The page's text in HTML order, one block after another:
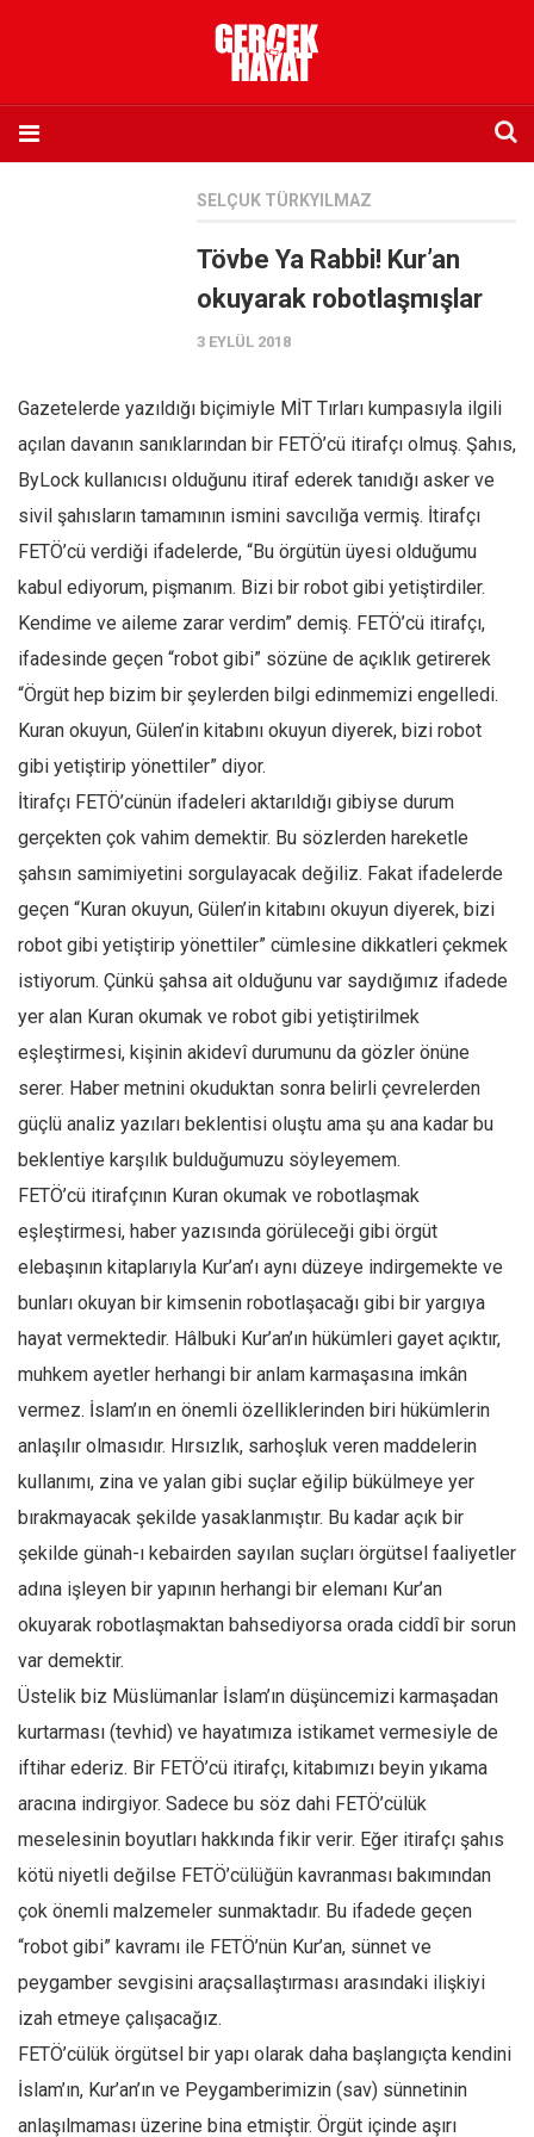
Abone olmak istiyorum
Sosyal Medya
Twitter
Facebook
Instagram
YouTube
Editörden
Yazarlar
Mahmut Toptaş
Yvonne Ridley
Barış Tarımcıoğlu
Ömer Kayani
Yusuf Armağan
Hasanali Yıldırım
Leyla Şerif Emin
Selçuk Türkyılmaz
Amina S. Jenenkovic
Bağdagül Öz
Esra Elönü
» Yazar arşivi
Bu Sayı
Tüm Sayılar
Kategoriler
Kültür Sanat
Kitap
Karisi kitap sualleri
7 soruda bu hafta
Ekonomi
Spor
Hayat
Türkiye
Siyaset
Dünya
Avrupa
Asya
Afrika
İslam Dünyası
SELÇUK TÜRKYILMAZ
Tövbe Ya Rabbi! Kur’an
okuyarak robotlaşmışlar
3 EYLÜL 2018
Gazetelerde yazıldığı biçimiyle MİT Tırları kumpasıyla ilgili
açılan davanın sanıklarından bir FETÖ’cü itirafçı olmuş. Şahıs,
ByLock kullanıcısı olduğunu itiraf ederek tanıdığı asker ve
sivil şahısların tamamının ismini savcılığa vermiş. İtirafçı
FETÖ’cü verdiği ifadelerde, “Bu örgütün üyesi olduğumu
kabul ediyorum, pişmanım. Bizi bir robot gibi yetiştirdiler.
Kendime ve aileme zarar verdim” demiş. FETÖ’cü itirafçı,
ifadesinde geçen “robot gibi” sözüne de açıklık getirerek
“Örgüt hep bizim bir şeylerden bilgi edinmemizi engelledi.
Kuran okuyun, Gülen’in kitabını okuyun diyerek, bizi robot
gibi yetiştirip yönettiler” diyor.
İtirafçı FETÖ’cünün ifadeleri aktarıldığı gibiyse durum
gerçekten çok vahim demektir. Bu sözlerden hareketle
şahsın samimiyetini sorgulayacak değiliz. Fakat ifadelerde
geçen “Kuran okuyun, Gülen’in kitabını okuyun diyerek, bizi
robot gibi yetiştirip yönettiler” cümlesine dikkatleri çekmek
istiyorum. Çünkü şahsa ait olduğunu var saydığımız ifadede
yer alan Kuran okumak ve robot gibi yetiştirilmek
eşleştirmesi, kişinin akidevî durumunu da gözler önüne
serer. Haber metnini okuduktan sonra belirli çevrelerden
güçlü analiz yazıları beklentisi oluştu ama şu ana kadar bu
beklentiye karşılık bulduğumuzu söyleyemem.
FETÖ’cü itirafçının Kuran okumak ve robotlaşmak
eşleştirmesi, haber yazısında görüleceği gibi örgüt
elebaşının kitaplarıyla Kur’an’ı aynı düzeye indirgemekte ve
bunları okuyan bir kimsenin robotlaşacağı gibi bir yargıya
hayat vermektedir. Hâlbuki Kur’an’ın hükümleri gayet açıktır,
muhkem ayetler herhangi bir anlam karmaşasına imkân
vermez. İslam’ın en önemli özelliklerinden biri hükümlerin
anlaşılır olmasıdır. Hırsızlık, sarhoşluk veren maddelerin
kullanımı, zina ve yalan gibi suçlar eğilip bükülmeye yer
bırakmayacak şekilde yasaklanmıştır. Bu kadar açık bir
şekilde günah-ı kebairden sayılan suçları örgütsel faaliyetler
adına işleyen bir yapının herhangi bir elemanı Kur’an
okuyarak robotlaşmaktan bahsediyorsa orada ciddî bir sorun
var demektir.
Üstelik biz Müslümanlar İslam’ın düşüncemizi karmaşadan
kurtarması (tevhid) ve hayatımıza istikamet vermesiyle de
iftihar ederiz. Bir FETÖ’cü itirafçı, kitabımızı beyin yıkama
aracına indirgiyor. Sadece bu söz dahi FETÖ’cülük
meselesinin boyutları hakkında fikir verir. Eğer itirafçı şahıs
kötü niyetli değilse FETÖ’cülüğün kavranması bakımından
çok önemli malzemeler sunmaktadır. Bu ifadede geçen
“robot gibi” kavramı ile FETÖ’nün Kur’an, sünnet ve
peygamber sevgisini araçsallaştırması arasındaki ilişkiyi
izah etmeye çalışacağız.
FETÖ’cülük örgütsel bir yapı olarak daha başlangıçta kendini
İslam’ın, Kur’an’ın ve Peygamberimizin (sav) sünnetinin
anlaşılmaması üzerine bina etmiştir. Örgüt içinde aşırı